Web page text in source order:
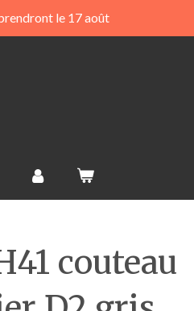
le 17 août
couteau